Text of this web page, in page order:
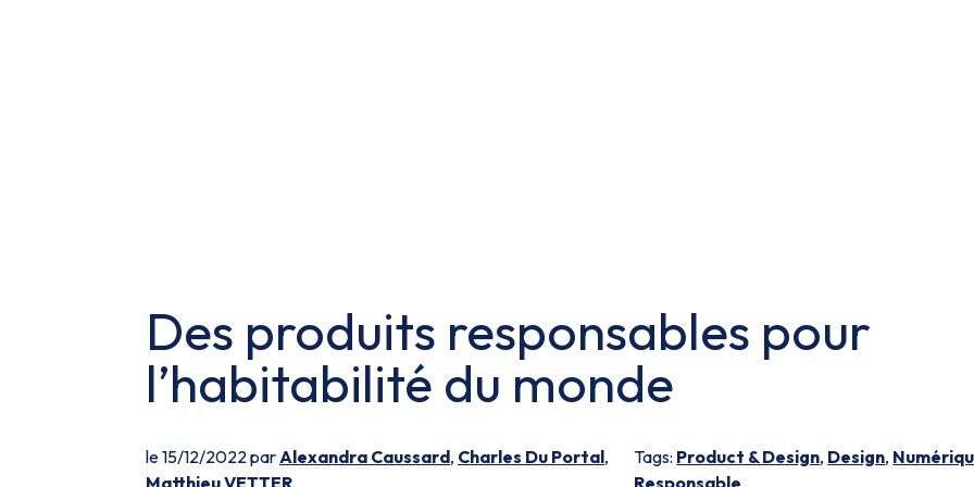
Des produits responsables pour
l’habitabilité du monde
le 15/12/2022 parAlexandra Caussard, Charles Du Portal,
Matthieu VETTER
Tags: Product & Design, Design,
Responsable